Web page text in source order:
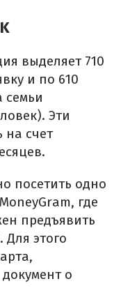
выделяет 710
и по 610
семьи
Эти
на счет
посетить одно
где
предъявить
Для этого
о